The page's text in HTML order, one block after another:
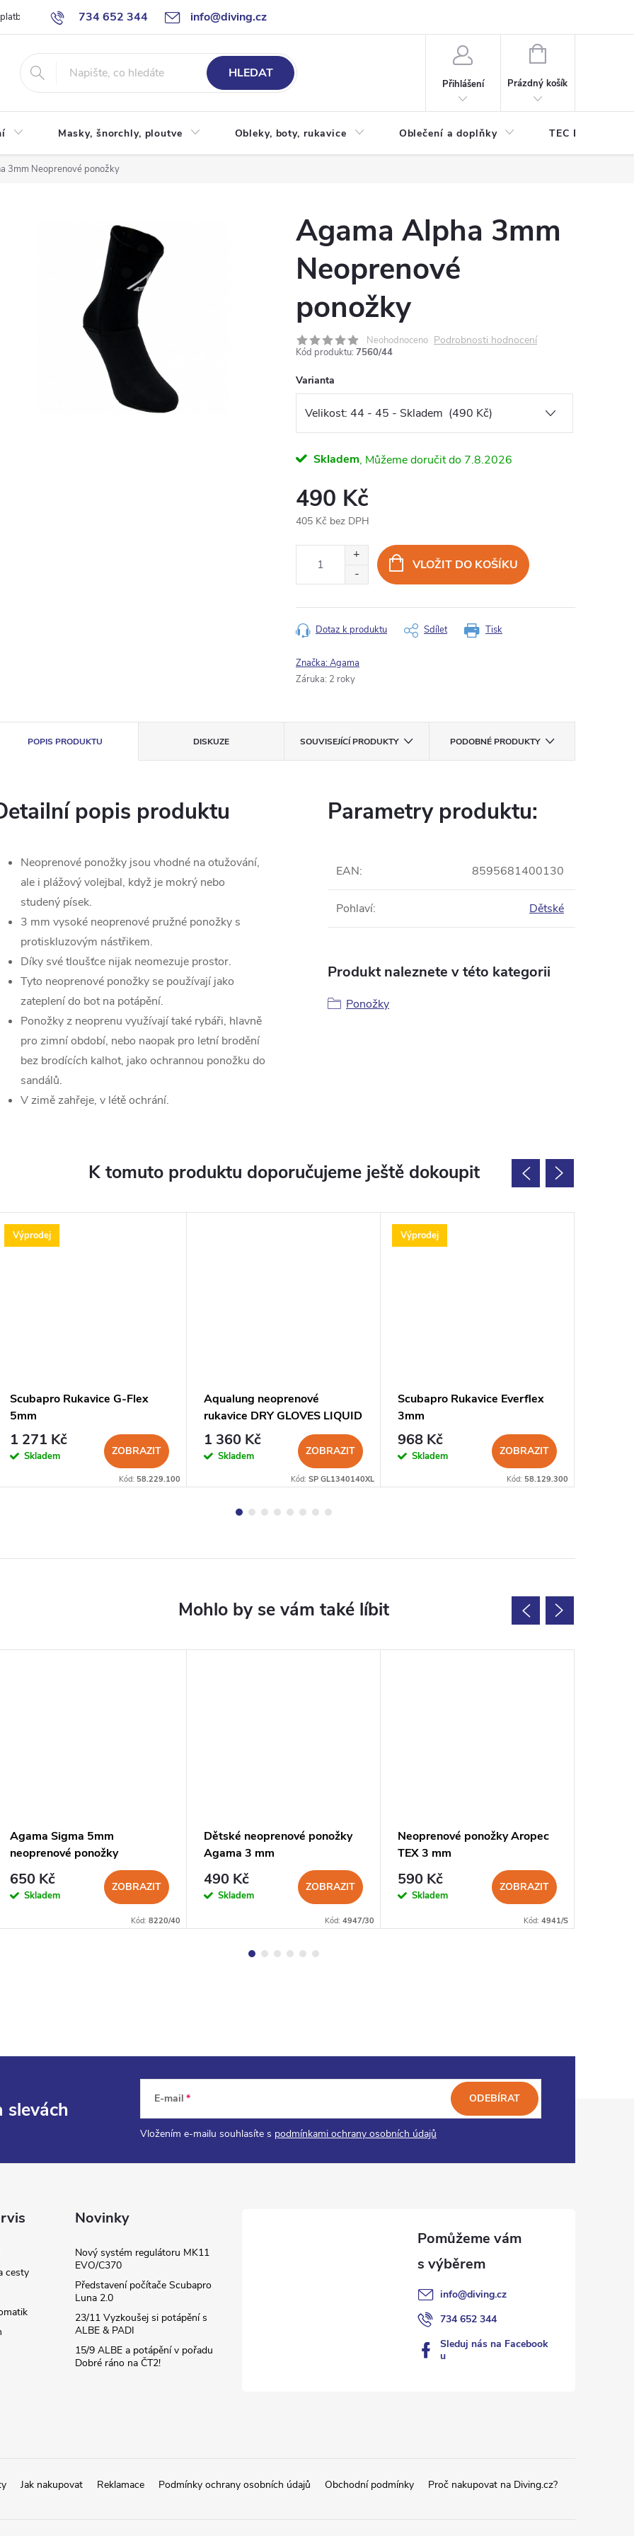
734 652 344 info@diving.cz
Jak nakupovat Obchodní podmínky Reklamace
HLEDAT
Přihlášení
NÁKUPNÍ
Prázdný košík
Masky, šnorchly, ploutve Obleky, boty, rukavice Oblečení a doplňky TEC DIVE
3mm Neoprenové ponožky
Agama Alpha 3mm
Neoprenové
ponožky
Neohodnoceno Podrobnosti hodnocení
Kód produktu: 7560/44
Varianta
Skladem 7.8.2026
490 Kč
405 Kč bez DPH
VLOŽIT DO KOŠÍKU
Tisk
Dotaz k produktu Sdílet
Značka:Agama
Záruka: 2 roky
POPIS PRODUKTU DISKUZE SOUVISEJÍCÍ PRODUKTY PODOBNÉ PRODUKTY
popis produktu
Neoprenové ponožky jsou vhodné na otužování,
ale i plážový volejbal, když je mokrý nebo
studený písek.
3 mm vysoké neoprenové pružné ponožky s
protiskluzovým nástřikem.
Díky své tloušťce nijak neomezuje prostor.
Tyto neoprenové ponožky se používají jako
zateplení do bot na potápění.
Ponožky z neoprenu využívají také rybáři, hlavně
pro zimní období, nebo naopak pro letní brodění
bez brodících kalhot, jako ochrannou ponožku do
sandálů.
V zimě zahřeje, v létě ochrání.
Parametry produktu:
EAN: 8595681400130
Pohlaví: Dětské
Produkt naleznete v této kategorii
Ponožky
K tomuto produktu doporučujeme ještě dokoupit
Výprodej
Scubapro Rukavice G-Flex
5mm
1 271 Kč
Skladem ZOBRAZIT
Kód: 58.229.100
Aqualung neoprenové
rukavice DRY GLOVES LIQUID
SEAMS 3mm
1 360 Kč
Skladem ZOBRAZIT
Kód: SP GL1340140XL
Výprodej
Scubapro Rukavice Everflex
3mm
968 Kč
Skladem ZOBRAZIT
Kód: 58.129.300
Agama Sigma 5mm
neoprenové ponožky
650 Kč
Skladem
ZOBRAZIT
Kód: 8220/40
Dětské neoprenové ponožky
Agama 3 mm
490 Kč
Skladem
ZOBRAZIT
Kód: 4947/30
Neoprenové ponožky Aropec
TEX 3 mm
590 Kč
Skladem
ZOBRAZIT
Kód: 4941/S
slevách E-mail
Vložením e-mailu souhlasíte s podmínkami ochrany osobních údajů
ODEBÍRAT
cesty
Novinky
Nový systém regulátoru MK11
EVO/C370
Představení počítače Scubapro
Luna 2.0
23/11 Vyzkoušej si potápění s
ALBE & PADI
15/9 ALBE a potápění v pořadu
Dobré ráno na ČT2!
info@diving.cz
734 652 344
Sleduj nás na Facebook
u
Jak nakupovat Reklamace Podmínky ochrany osobních údajů Obchodní podmínky Proč nakupovat na Diving.cz?